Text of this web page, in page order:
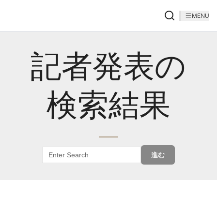
MENU
記者発表の
検索結果
進む